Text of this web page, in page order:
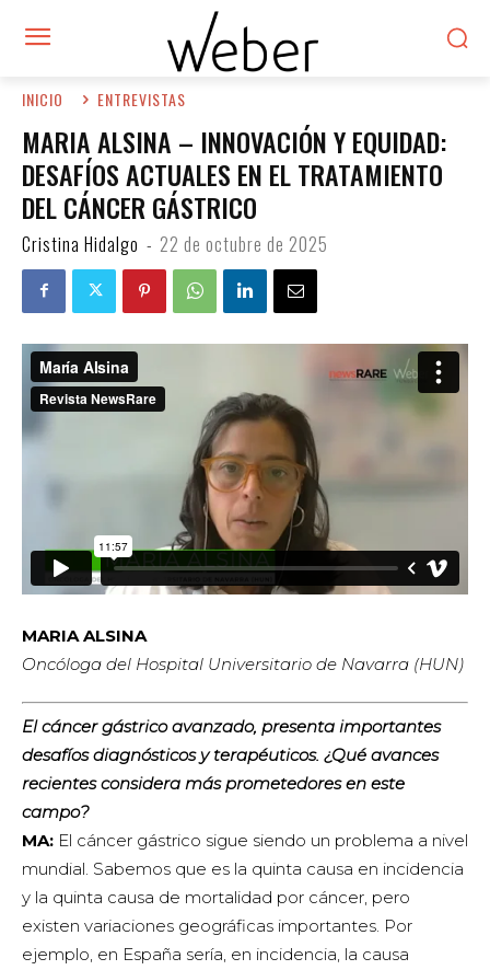
INICIO ENTREVISTAS
MARIA ALSINA – INNOVACIÓN Y EQUIDAD:
DESAFÍOS ACTUALES EN EL TRATAMIENTO
DEL CÁNCER GÁSTRICO
Cristina Hidalgo - 22 de octubre de 2025
MARIA ALSINA
Oncóloga del Hospital Universitario de Navarra (HUN)
El cáncer gástrico avanzado, presenta importantes
desafíos diagnósticos y terapéuticos. ¿Qué avances
recientes considera más prometedores en este
campo?
MA: El cáncer gástrico sigue siendo un problema a nivel
mundial. Sabemos que es la quinta causa en incidencia
y la quinta causa de mortalidad por cáncer, pero
existen variaciones geográficas importantes. Por
ejemplo, en España sería, en incidencia, la causa